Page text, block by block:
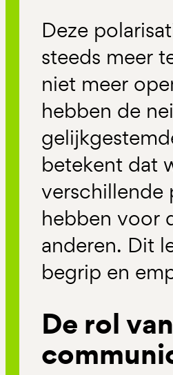
Deze
steeds meer
niet meer
hebben de
betekent dat
verschillende
hebben voor
anderen. Dit
begrip en
De rol van